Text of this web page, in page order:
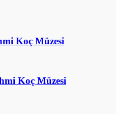
Koç Müzesi
Koç Müzesi